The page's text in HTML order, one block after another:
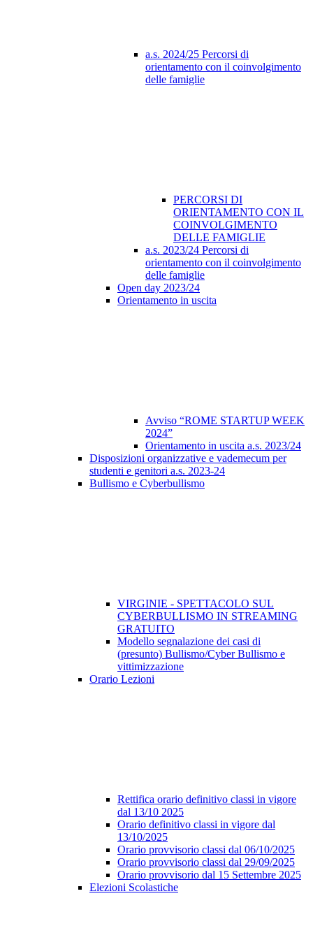
a.s. 2024/25 Percorsi di
orientamento con il coinvolgimento
delle famiglie
PERCORSI DI
ORIENTAMENTO CON IL
COINVOLGIMENTO
DELLE FAMIGLIE
a.s. 2023/24 Percorsi di
orientamento con il coinvolgimento
delle famiglie
Open day 2023/24
Orientamento in uscita
Avviso “ROME STARTUP WEEK
2024”
Orientamento in uscita a.s. 2023/24
Disposizioni organizzative e vademecum per
studenti e genitori a.s. 2023-24
Bullismo e Cyberbullismo
VIRGINIE - SPETTACOLO SUL
CYBERBULLISMO IN STREAMING
GRATUITO
Modello segnalazione dei casi di
(presunto) Bullismo/Cyber Bullismo e
vittimizzazione
Orario Lezioni
Rettifica orario definitivo classi in vigore
dal 13/10 2025
Orario definitivo classi in vigore dal
13/10/2025
Orario provvisorio classi dal 06/10/2025
Orario provvisorio classi dal 29/09/2025
Orario provvisorio dal 15 Settembre 2025
Elezioni Scolastiche